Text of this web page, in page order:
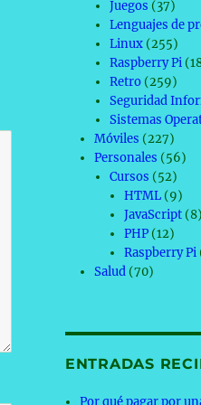
Juegos (37)
Lenguajes de
Linux(255)
Raspberry Pi
Retro(259)
Seguridad
Sistemas
Móviles (227)
Personales (56)
Cursos (52)
HTML(9)
JavaScript(8)
PHP(12)
Raspberry Pi
Salud (70)
ENTRADAS
Por qué pagar por